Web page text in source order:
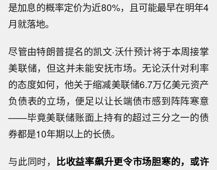
是加息的概率定价为近80%，且可能最早在明年4
月就落地。
尽管由特朗普提名的凯文·沃什预计将于本周接掌
美联储，但这并未能安抚市场。无论沃什对利率
的态度如何，他关于缩减美联储6.7万亿美元资产
负债表的立场，便足以让长端债市感到阵阵寒意
——毕竟美联储账面上持有的超过三分之一的债
券都是10年期以上的长债。
与此同时， 比收益率飙升更令市场胆寒的，或许